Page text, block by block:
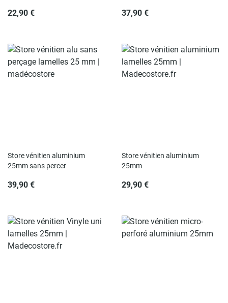
22,90 € 37,90 €
Store vénitien aluminium
25mm sans percer
39,90 €
Store vénitien aluminium
25mm
29,90 €